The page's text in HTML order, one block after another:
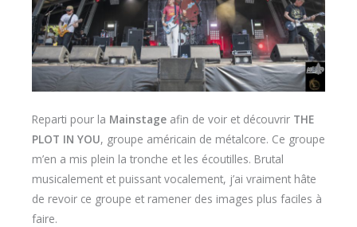
Reparti pour la Mainstage afin de voir et découvrir THE
PLOT IN YOU, groupe américain de métalcore. Ce groupe
m’en a mis plein la tronche et les écoutilles. Brutal
musicalement et puissant vocalement, j’ai vraiment hâte
de revoir ce groupe et ramener des images plus faciles à
faire.